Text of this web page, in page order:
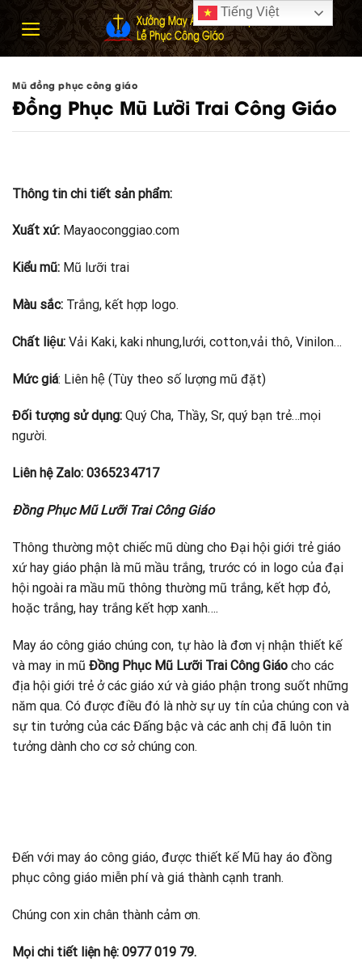
Mũ đồng phục công giáo
Đồng Phục Mũ Lưỡi Trai Công Giáo
Thông tin chi tiết sản phẩm:
Xuất xứ: Mayaoconggiao.com
Kiểu mũ: Mũ lưỡi trai
Màu sắc: Trắng, kết hợp logo.
Chất liệu: Vải Kaki, kaki nhung,lưới, cotton,vải thô, Vinilon…
Mức giá: Liên hệ (Tùy theo số lượng mũ đặt)
Đối tượng sử dụng: Quý Cha, Thầy, Sr, quý bạn trẻ…mọi
người.
Liên hệ Zalo: 0365234717
Đồng Phục Mũ Lưỡi Trai Công Giáo
Thông thường một chiếc mũ dùng cho Đại hội giới trẻ giáo
xứ hay giáo phận là mũ mầu trắng, trước có in logo của đại
hội ngoài ra mầu mũ thông thường mũ trắng, kết hợp đỏ,
hoặc trắng, hay trắng kết hợp xanh….
May áo công giáo chúng con, tự hào là đơn vị nhận thiết kế
và may in mũ Đồng Phục Mũ Lưỡi Trai Công Giáo cho các
địa hội giới trẻ ở các giáo xứ và giáo phận trong suốt những
năm qua. Có được điều đó là nhờ sự uy tín của chúng con và
sự tin tưởng của các Đấng bậc và các anh chị đã luôn tin
tưởng dành cho cơ sở chúng con.
Đến với may áo công giáo, được thiết kế Mũ hay áo đồng
phục công giáo miễn phí và giá thành cạnh tranh.
Chúng con xin chân thành cảm ơn.
Mọi chi tiết liện hệ: 0977 019 79.
Tiếng Việt